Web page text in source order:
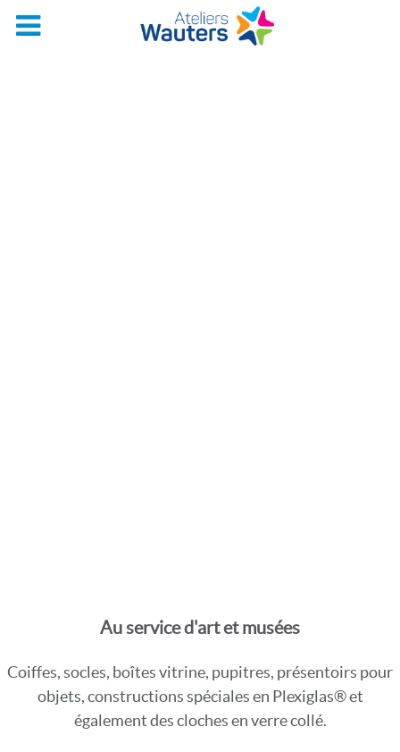
Au service d'art et musées
Coiffes, socles, boîtes vitrine, pupitres, présentoirs pour
objets, constructions spéciales en Plexiglas® et
également des cloches en verre collé.